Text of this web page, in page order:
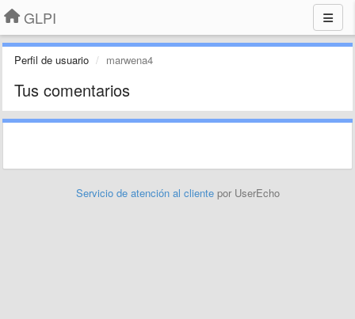
GLPI
Perfil de usuario marwena4
Tus comentarios
Servicio de atención al cliente por UserEcho